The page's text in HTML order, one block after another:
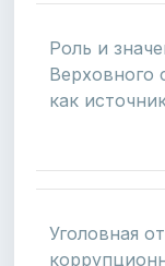
Роль и
Верховного
как
Уголовная